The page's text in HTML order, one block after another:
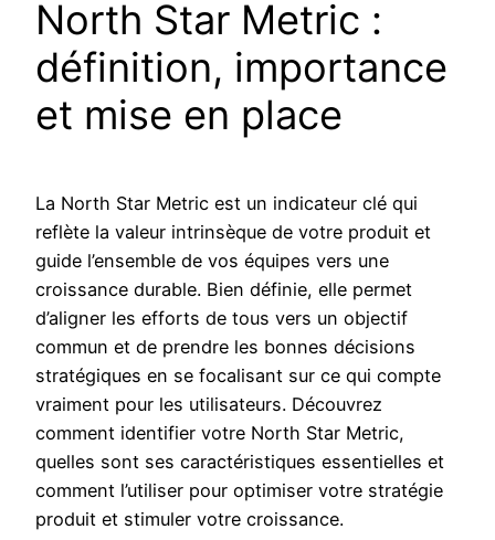
North Star Metric :
définition, importance
et mise en place
La North Star Metric est un indicateur clé qui
reflète la valeur intrinsèque de votre produit et
guide l’ensemble de vos équipes vers une
croissance durable. Bien définie, elle permet
d’aligner les efforts de tous vers un objectif
commun et de prendre les bonnes décisions
stratégiques en se focalisant sur ce qui compte
vraiment pour les utilisateurs. Découvrez
comment identifier votre North Star Metric,
quelles sont ses caractéristiques essentielles et
comment l’utiliser pour optimiser votre stratégie
produit et stimuler votre croissance.